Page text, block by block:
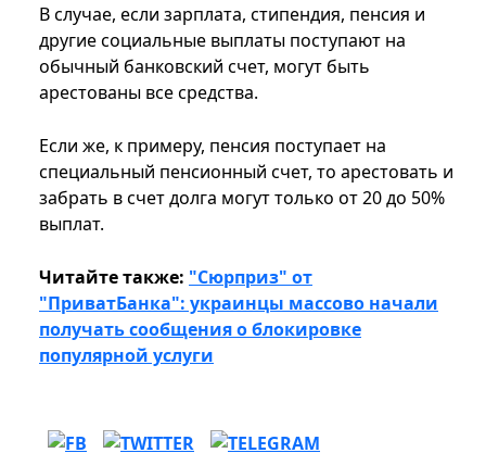
В случае, если зарплата, стипендия, пенсия и
другие социальные выплаты поступают на
обычный банковский счет, могут быть
арестованы все средства.
Если же, к примеру, пенсия поступает на
специальный пенсионный счет, то арестовать и
забрать в счет долга могут только от 20 до 50%
выплат.
Читайте также: "Сюрприз" от
"ПриватБанка": украинцы массово начали
получать сообщения о блокировке
популярной услуги